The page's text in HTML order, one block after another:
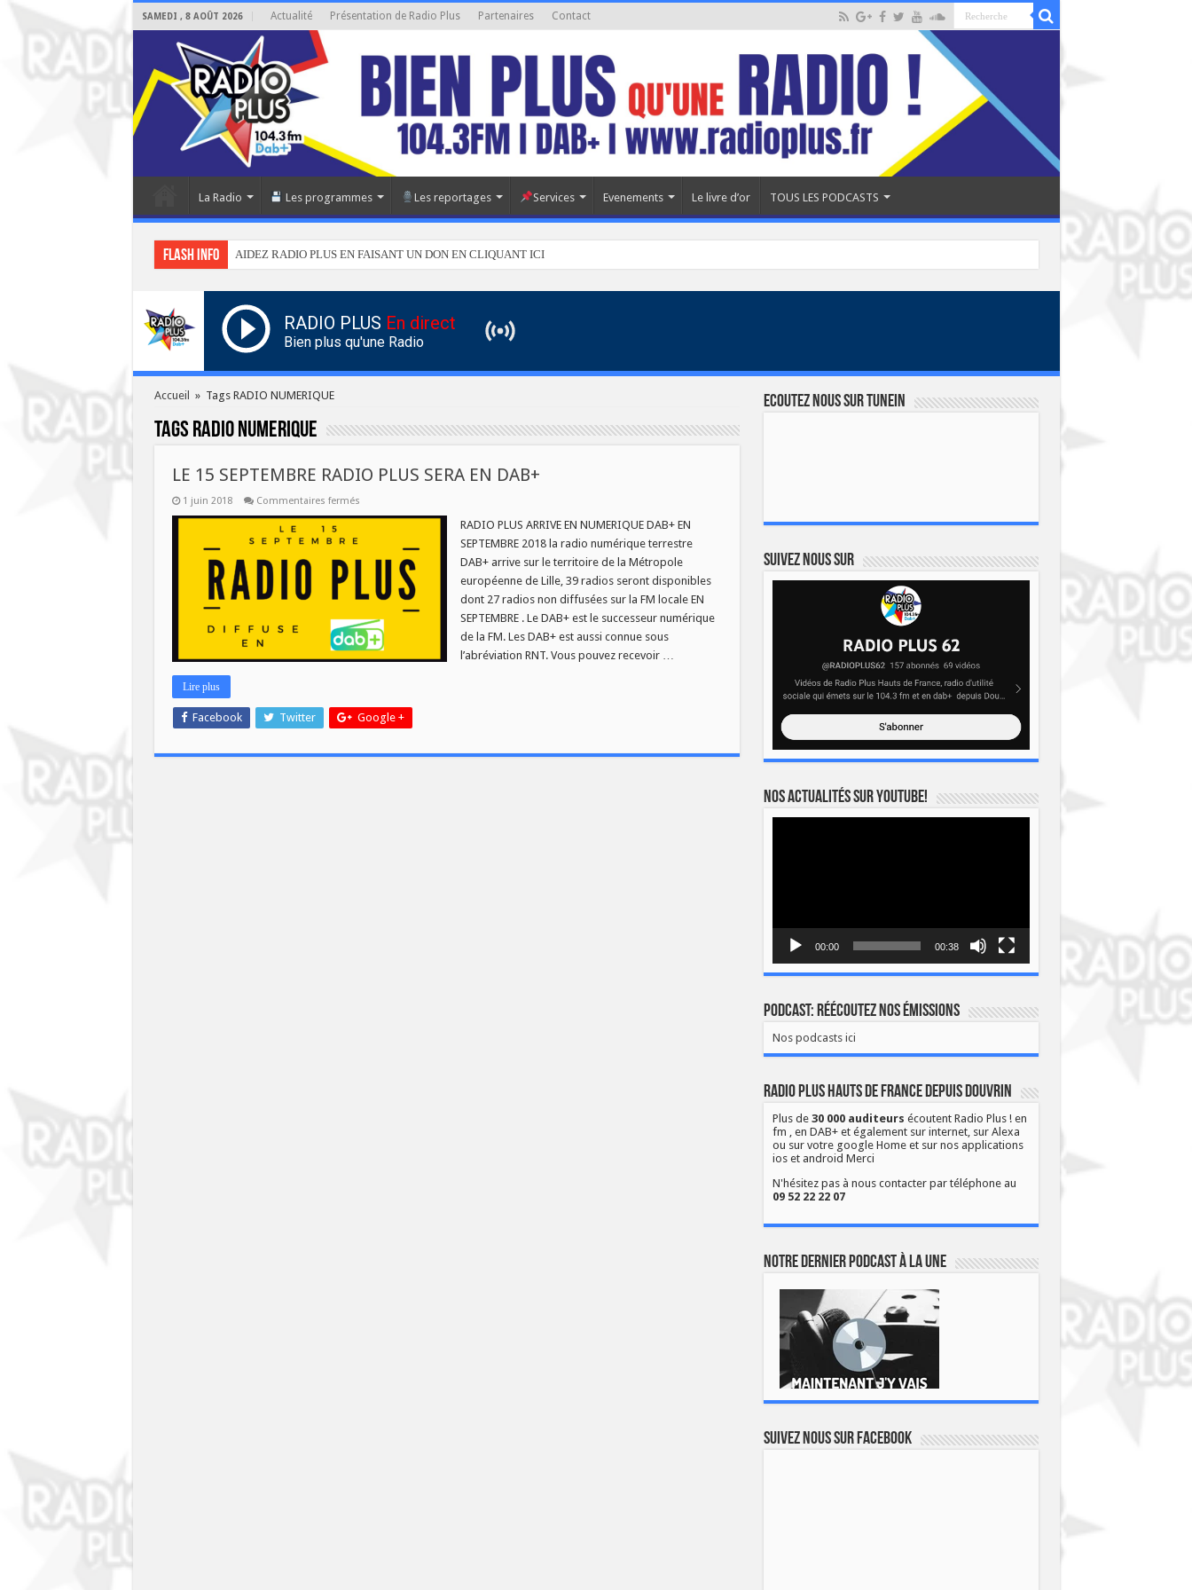
SAMEDI , 8 AOÛT 2026 Actualité Présentation de Radio Plus Partenaires Contact
La Radio Les programmes Les reportages Services Evenements Le livre d’or TOUS LES PODCASTS
Flash info AIDEZ RADIO PLUS EN FAISANT UN DON EN CLIQUANT ICI
RADIO PLUS En direct
Bien plus qu'une Radio
Accueil » Tags RADIO NUMERIQUE
Tags RADIO NUMERIQUE
LE 15 SEPTEMBRE RADIO PLUS SERA EN DAB+
1 juin 2018 Commentaires ferméssur
15
PLUS
DAB+
RADIO PLUS ARRIVE EN NUMERIQUE DAB+ EN
SEPTEMBRE 2018 la radio numérique terrestre
DAB+ arrive sur le territoire de la Métropole
européenne de Lille, 39 radios seront disponibles
dont 27 radios non diffusées sur la FM locale EN
SEPTEMBRE . Le DAB+ est le successeur numérique
de la FM. Les DAB+ est aussi connue sous
l’abréviation RNT. Vous pouvez recevoir …
Lire plus
Facebook Twitter Google +
Ecoutez nous sur TuneIn
Suivez nous sur
Nos actualités sur YOUTUBE!
00:00 00:38
Podcast: Réécoutez nos émissions
Nos podcasts ici
Radio Plus Hauts de France depuis Douvrin
Plus de 30 000 auditeurs écoutent Radio Plus ! en
fm , en DAB+ et également sur internet, sur Alexa
ou sur votre google Home et sur nos applications
ios et android Merci
N'hésitez pas à nous contacter par téléphone au
09 52 22 22 07
Notre dernier podcast à la une
Suivez nous sur Facebook